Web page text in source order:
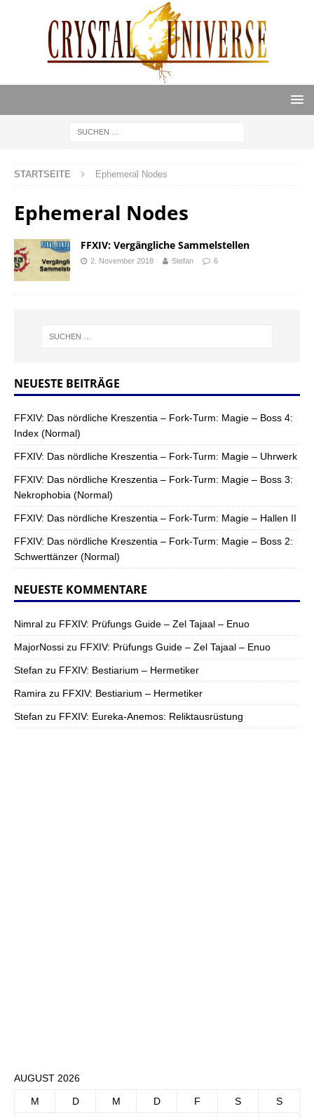
STARTSEITE Ephemeral Nodes
Ephemeral Nodes
FFXIV: Vergängliche Sammelstellen
2. November 2018 Stefan 6
NEUESTE BEITRÄGE
FFXIV: Das nördliche Kreszentia – Fork-Turm: Magie – Boss 4:
Index (Normal)
FFXIV: Das nördliche Kreszentia – Fork-Turm: Magie – Uhrwerk
FFXIV: Das nördliche Kreszentia – Fork-Turm: Magie – Boss 3:
Nekrophobia (Normal)
FFXIV: Das nördliche Kreszentia – Fork-Turm: Magie – Hallen II
FFXIV: Das nördliche Kreszentia – Fork-Turm: Magie – Boss 2:
Schwerttänzer (Normal)
NEUESTE KOMMENTARE
Nimral zu FFXIV: Prüfungs Guide – Zel Tajaal – Enuo
MajorNossi zu FFXIV: Prüfungs Guide – Zel Tajaal – Enuo
Stefan zu FFXIV: Bestiarium – Hermetiker
Ramira zu FFXIV: Bestiarium – Hermetiker
Stefan zu FFXIV: Eureka-Anemos: Reliktausrüstung
AUGUST 2026
M D M D F S S